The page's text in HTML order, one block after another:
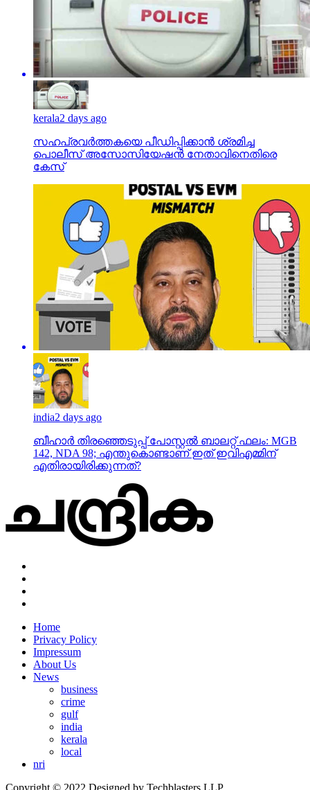
kerala2 days ago
സഹപ്രവര്‍ത്തകയെ പീഡിപ്പിക്കാന്‍ ശ്രമിച്ച
പൊലീസ് അസോസിയേഷന്‍ നേതാവിനെതിരെ
കേസ്
india2 days ago
ബീഹാർ തിരഞ്ഞെടുപ്പ് പോസ്റ്റൽ ബാലറ്റ് ഫലം: MGB
142, NDA 98; എന്തുകൊണ്ടാണ് ഇത് ഇവിഎമ്മിന്
എതിരായിരിക്കുന്നത്?
Home
Privacy Policy
Impressum
About Us
News
business
crime
gulf
india
kerala
local
nri
Copyright © 2022 Designed by Techblasters LLP